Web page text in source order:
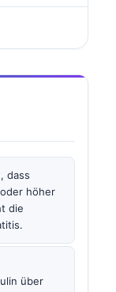
dass
höher
die
über